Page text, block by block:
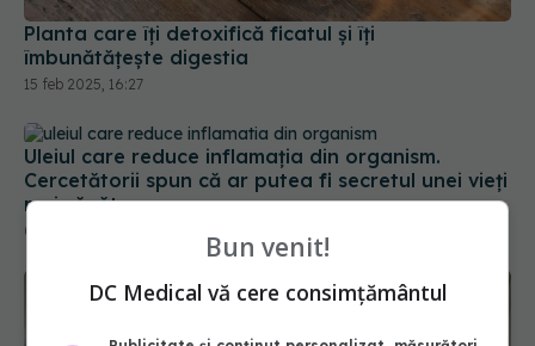
Planta care îți detoxifică ficatul și îți
îmbunătățește digestia
15 feb 2025, 16:27
Uleiul care reduce inflamația din organism.
Cercetătorii spun că ar putea fi secretul unei vieți
mai sănătoase
07 iul 2025, 14:23 Bun venit!
DC Medical vă cere consimțământul